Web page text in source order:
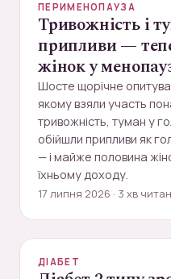
ПЕРИМЕНОПАУЗА
Тривожність і
припливи —
жінок у
Шосте щорічне
якому взяли участь
тривожність, туман у
обійшли припливи як
— і майже половина
їхньому доходу.
17 липня 2026 · 3 хв
ДІАБЕТ